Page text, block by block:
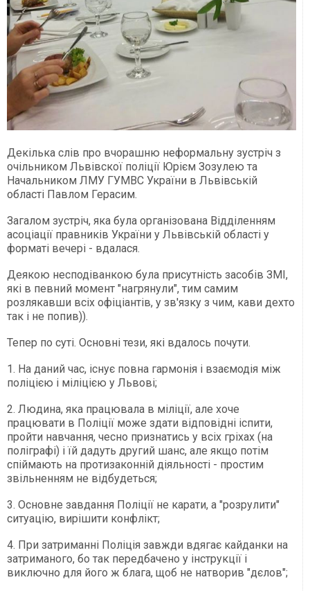
Декілька слів про вчорашню неформальну зустріч з
очільником Львівскої поліції Юрієм Зозулею та
Начальником ЛМУ ГУМВС України в Львівській
області Павлом Герасим.
Загалом зустріч, яка була організована Відділенням
асоціації правників України у Львівській області у
форматі вечері - вдалася.
Деякою несподіванкою була присутність засобів ЗМІ,
які в певний момент "нагрянули", тим самим
розлякавши всіх офіціантів, у зв'язку з чим, кави дехто
так і не попив)).
Тепер по суті. Основні тези, які вдалось почути.
1. На даний час, існує повна гармонія і взаємодія між
поліцією і міліцією у Львові;
2. Людина, яка працювала в міліції, але хоче
працювати в Поліції може здати відповідні іспити,
пройти навчання, чесно признатись у всіх гріхах (на
поліграфі) і їй дадуть другий шанс, але якщо потім
спіймають на протизаконній діяльності - простим
звільненням не відбудеться;
3. Основне завдання Поліції не карати, а "розрулити"
ситуацію, вирішити конфлікт;
4. При затриманні Поліція завжди вдягає кайданки на
затриманого, бо так передбачено у інструкції і
виключно для його ж блага, щоб не натворив "дєлов";